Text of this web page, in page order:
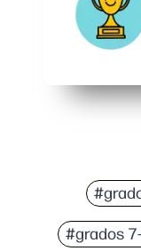
#grados